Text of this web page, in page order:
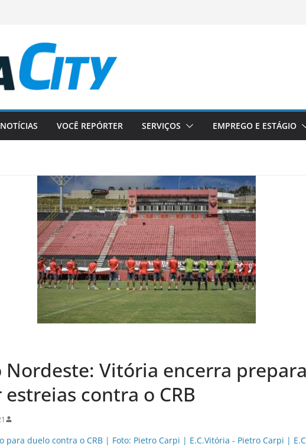
NOTÍCIAS VOCÊ REPÓRTER SERVIÇOS EMPREGO E ESTÁGIO
Nordeste: Vitória encerra
contra o CRB